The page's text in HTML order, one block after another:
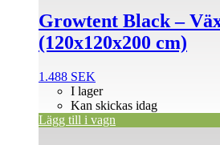
Growtent Black –
(120x120x200 cm)
1.488 SEK
I lager
Kan skickas idag
Lägg till i vagn